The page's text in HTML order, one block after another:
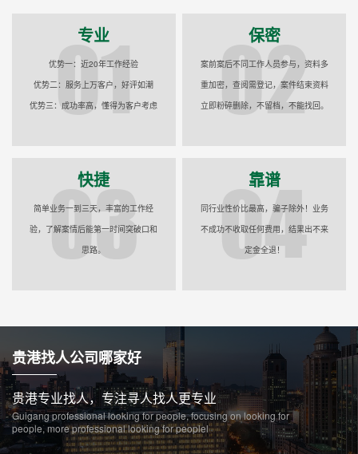
专业
优势一：近20年工作经验
优势二：服务上万客户，好评如潮
优势三：成功率高，懂得为客户考虑
保密
案前案后不同工作人员参与，资料多
重加密，查阅需登记，案件结束资料
立即粉碎删除，不留档，不能找回。
快捷
简单业务一到三天，丰富的工作经
验，了解案情后能第一时间突破口和
思路。
靠谱
同行业性价比最高，骗子除外！业务
不成功不收取任何费用，结果出不来
定金全退！
贵港找人公司哪家好
贵港专业找人，专注寻人找人更专业
Guigang professional looking for people, focusing on looking for
people, more professional looking for peoplel